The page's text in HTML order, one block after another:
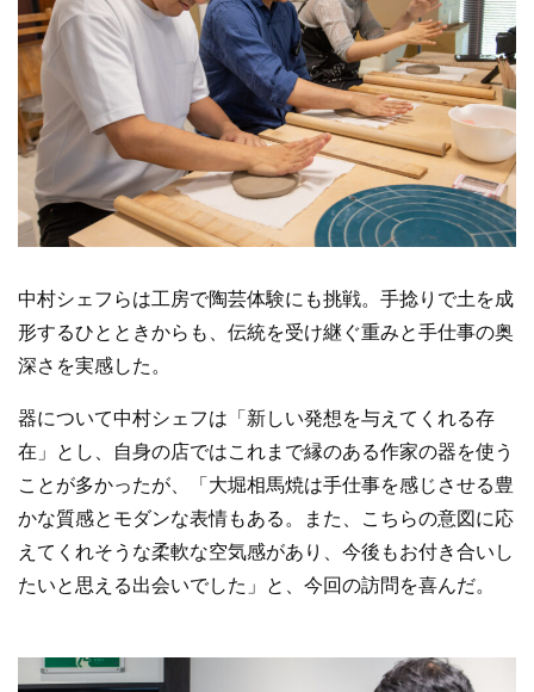
中村シェフらは工房で陶芸体験にも挑戦。手捻りで土を成
形するひとときからも、伝統を受け継ぐ重みと手仕事の奥
深さを実感した。
器について中村シェフは「新しい発想を与えてくれる存
在」とし、自身の店ではこれまで縁のある作家の器を使う
ことが多かったが、「大堀相馬焼は手仕事を感じさせる豊
かな質感とモダンな表情もある。また、こちらの意図に応
えてくれそうな柔軟な空気感があり、今後もお付き合いし
たいと思える出会いでした」と、今回の訪問を喜んだ。